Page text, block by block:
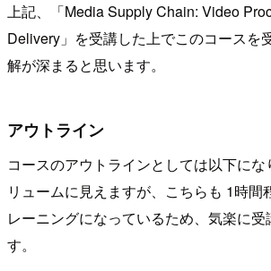
上記、「Media Supply Chain: Video
Delivery」を受講した上でこのコースを
解が深まると思います。
アウトライン
コースのアウトラインとしては以下に
リュームに見えますが、こちらも 1時間
レーニングになっているため、気楽に受
す。